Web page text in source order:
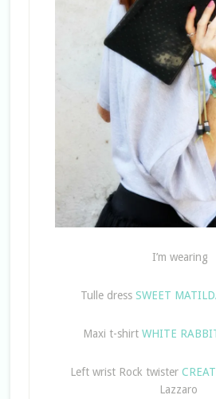
I’m wearing
Tulle dressSWEET
Maxi t-shirtWHITE
Left wrist Rock twister
Lazzaro